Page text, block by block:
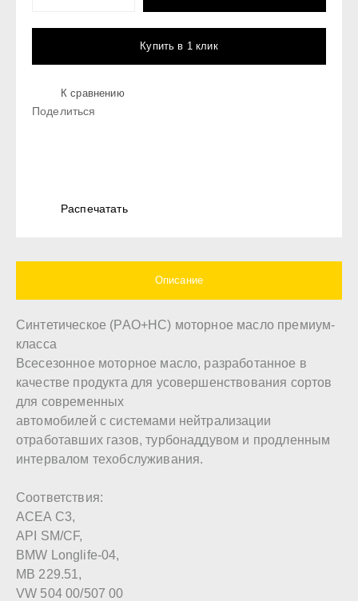
Купить в 1 клик
К сравнению
Поделиться
Распечатать
Описание
Синтетическое (РАО+НС) моторное масло премиум-
класса
Всесезонное моторное масло, разработанное в
качестве продукта для усовершенствования сортов
для современных
автомобилей с системами нейтрализации
отработавших газов, турбонаддувом и продленным
интервалом техобслуживания.
Соответствия:
ACEA C3,
API SM/CF,
BMW Longlife-04,
MB 229.51,
VW 504 00/507 00